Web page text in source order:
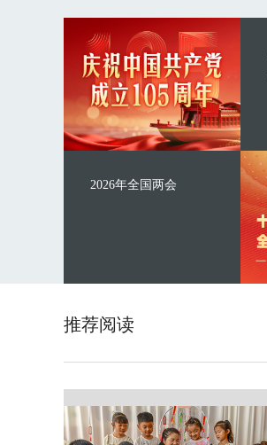
2026年全国两会
推荐阅读